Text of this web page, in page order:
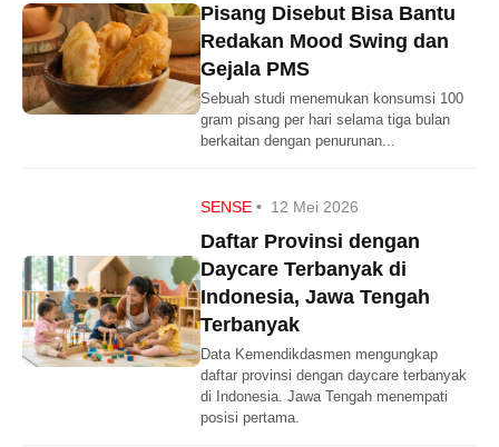
Pisang Disebut Bisa Bantu
Redakan Mood Swing dan
Gejala PMS
Sebuah studi menemukan konsumsi 100
gram pisang per hari selama tiga bulan
berkaitan dengan penurunan...
SENSE • 12 Mei 2026
Daftar Provinsi dengan
Daycare Terbanyak di
Indonesia, Jawa Tengah
Terbanyak
Data Kemendikdasmen mengungkap
daftar provinsi dengan daycare terbanyak
di Indonesia. Jawa Tengah menempati
posisi pertama.